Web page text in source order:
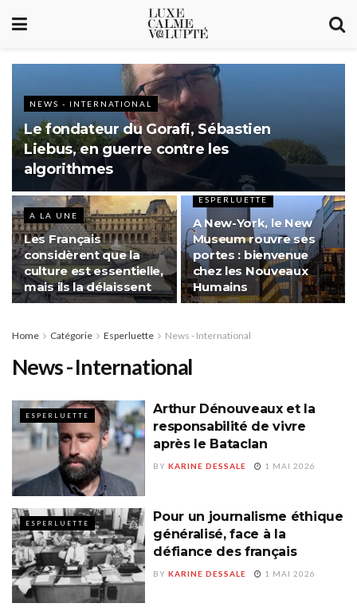
NEWS - INTERNATIONAL
Le fondateur du Gorafi, Sébastien
Liebus, en guerre contre les
algorithmes
A LA UNE
Les Français
considèrent que la
culture est essentielle,
mais ils la délaissent
ESPERLUETTE
A New-York, le New
Museum rouvre ses
portes : bienvenue
chez les Nouveaux
Humains
Home Catégorie Esperluette News - International
News - International
ESPERLUETTE
Arthur Dénouveaux et la
responsabilité de vivre
après le Bataclan
BY KARINE DESSALE 1 MAI 2026
ESPERLUETTE
Pour un journalisme éthique
généralisé, face à la
défiance des français
BY KARINE DESSALE 1 MAI 2026